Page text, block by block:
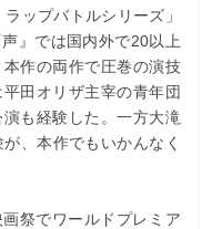
ップバトルシリーズ」
』では国内外で20以上
作の両作で圧巻の演技
田オリザ主宰の青年団
も経験した。一方大滝
、本作でもいかんなく
祭でワールドプレミア